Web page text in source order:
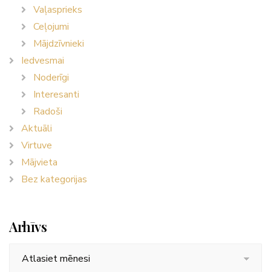
Vaļasprieks
Ceļojumi
Mājdzīvnieki
Iedvesmai
Noderīgi
Interesanti
Radoši
Aktuāli
Virtuve
Mājvieta
Bez kategorijas
Arhīvs